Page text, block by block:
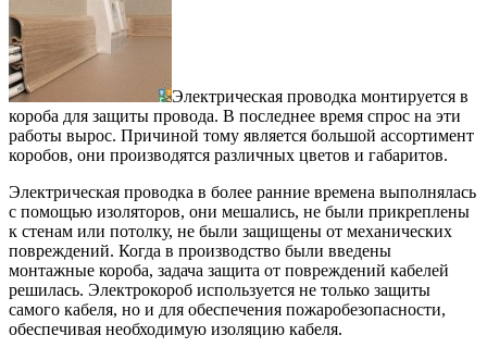
Электрическая проводка монтируется в
короба для защиты провода. В последнее время спрос на эти
работы вырос. Причиной тому является большой ассортимент
коробов, они производятся различных цветов и габаритов.
Электрическая проводка в более ранние времена выполнялась
с помощью изоляторов, они мешались, не были прикреплены
к стенам или потолку, не были защищены от механических
повреждений. Когда в производство были введены
монтажные короба, задача защита от повреждений кабелей
решилась. Электрокороб используется не только защиты
самого кабеля, но и для обеспечения пожаробезопасности,
обеспечивая необходимую изоляцию кабеля.